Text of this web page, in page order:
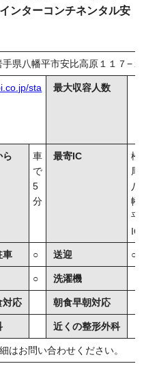
ンターコンチネンタル安
県八幡平市安比高原１１７−１
sta
最大収容人数
ら
車
で
5
分
最寄IC
松
尾
八
幡
平
IC
車 ○ 送迎 ○
○ 洗濯機
対応 朝食早朝対応
近くの整形外科
はお問い合わせください。